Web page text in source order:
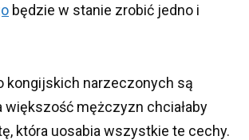
będzie w stanie zrobić jedno i
kongijskich narzeczonych są
większość mężczyzn chciałaby
która uosabia wszystkie te cechy.